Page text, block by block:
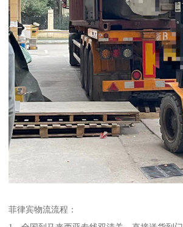
菲律宾物流流程：